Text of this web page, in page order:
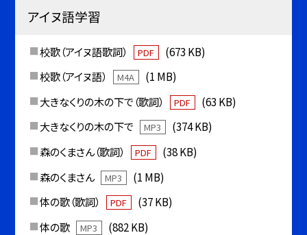
アイヌ語学習
校歌（アイヌ語歌詞） PDF
(673 KB)
校歌（アイヌ語）
M4A
(1 MB)
大きなくりの木の下で（歌詞）
PDF
(63 KB)
大きなくりの木の下で
MP3
(374 KB)
森のくまさん（歌詞）
PDF
(38 KB)
森のくまさん
MP3
(1 MB)
体の歌（歌詞）
PDF
(37 KB)
体の歌
MP3 (882 KB)